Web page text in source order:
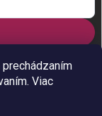
Viac